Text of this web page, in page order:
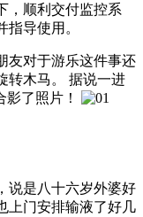
，顺利交付监控系
导使用。
友对于游乐这件事还
转木马。 据说一进
影了照片！
说是八十六岁外婆好
上门安排输液了好几